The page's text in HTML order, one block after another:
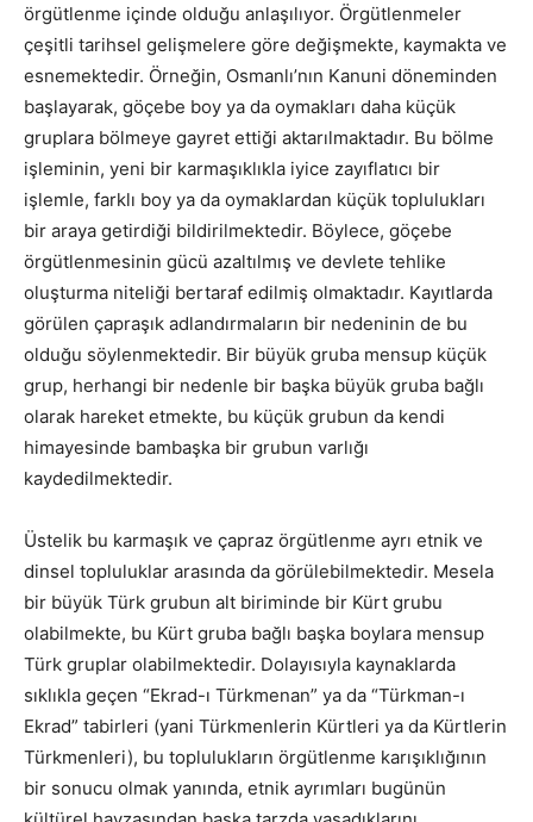
örgütlenme içinde olduğu anlaşılıyor. Örgütlenmeler
çeşitli tarihsel gelişmelere göre değişmekte, kaymakta ve
esnemektedir. Örneğin, Osmanlı’nın Kanuni döneminden
başlayarak, göçebe boy ya da oymakları daha küçük
gruplara bölmeye gayret ettiği aktarılmaktadır. Bu bölme
işleminin, yeni bir karmaşıklıkla iyice zayıflatıcı bir
işlemle, farklı boy ya da oymaklardan küçük toplulukları
bir araya getirdiği bildirilmektedir. Böylece, göçebe
örgütlenmesinin gücü azaltılmış ve devlete tehlike
oluşturma niteliği bertaraf edilmiş olmaktadır. Kayıtlarda
görülen çapraşık adlandırmaların bir nedeninin de bu
olduğu söylenmektedir. Bir büyük gruba mensup küçük
grup, herhangi bir nedenle bir başka büyük gruba bağlı
olarak hareket etmekte, bu küçük grubun da kendi
himayesinde bambaşka bir grubun varlığı
kaydedilmektedir.
Üstelik bu karmaşık ve çapraz örgütlenme ayrı etnik ve
dinsel topluluklar arasında da görülebilmektedir. Mesela
bir büyük Türk grubun alt biriminde bir Kürt grubu
olabilmekte, bu Kürt gruba bağlı başka boylara mensup
Türk gruplar olabilmektedir. Dolayısıyla kaynaklarda
sıklıkla geçen “Ekrad-ı Türkmenan” ya da “Türkman-ı
Ekrad” tabirleri (yani Türkmenlerin Kürtleri ya da Kürtlerin
Türkmenleri), bu toplulukların örgütlenme karışıklığının
bir sonucu olmak yanında, etnik ayrımları bugünün